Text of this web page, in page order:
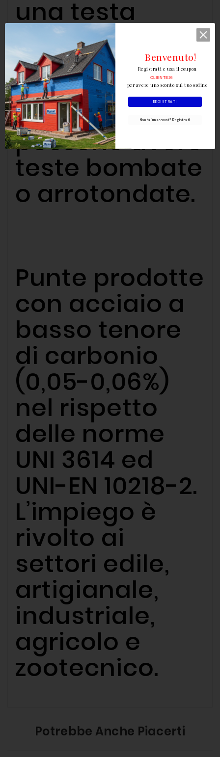
una testa
piatta, che li
distingue da
altri tipi di
chiodi che
possono avere
teste bombate
o arrotondate.
Punte prodotte
con acciaio a
basso tenore
di carbonio
(0,05-0,06%)
nel rispetto
delle norme
UNI 3614 ed
UNI-EN 10218-2.
L’impiego è
rivolto ai
settori edile,
artigianale,
industriale,
agricolo e
zootecnico.
Potrebbe Anche Piacerti
REGISTRATI
Non hai un account? Registrati
Registrati e usa il coupon
per avere uno sconto sul tuo ordine
CLIENTE26
Benvenuto!